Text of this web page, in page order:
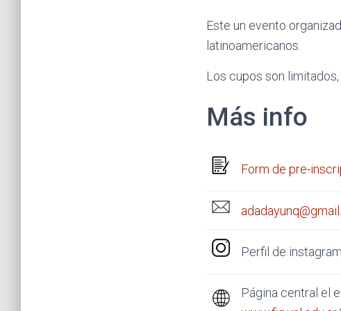
Este un evento
latinoamericanos.
Los cupos son
Más info
Form de pre-
Perfil de
Página central el